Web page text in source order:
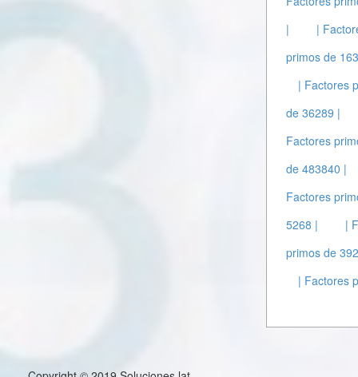
|
|
primos de
| Factores
de 36289 |
Factores
de 483840 |
Factores
5268 |
|
primos de
| Factores